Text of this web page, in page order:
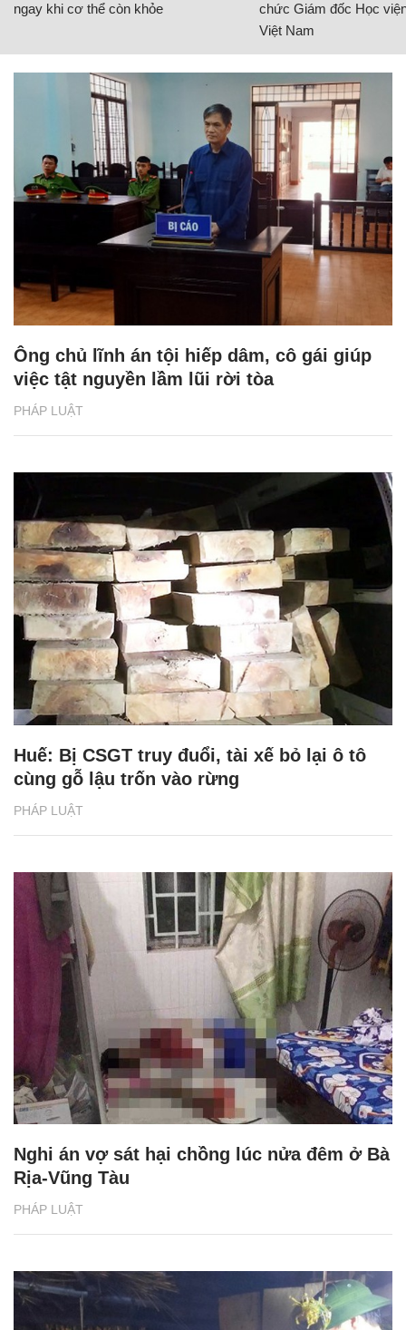
ngay khi cơ thể còn khỏe
chức Giám đốc Học
Việt Nam
PHÁP LUẬT
Ông chủ lĩnh án tội hiếp dâm, cô gái giúp
việc tật nguyền lầm lũi rời tòa
PHÁP LUẬT
Huế: Bị CSGT truy đuổi, tài xế bỏ lại ô tô
cùng gỗ lậu trốn vào rừng
PHÁP LUẬT
Nghi án vợ sát hại chồng lúc nửa đêm ở Bà
Rịa-Vũng Tàu